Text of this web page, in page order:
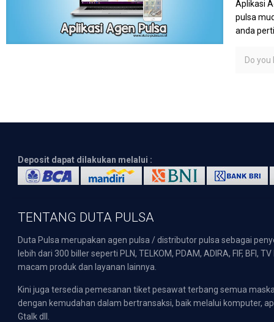
Aplikasi
pulsa
anda
Do you
Deposit dapat dilakukan melalui :
TENTANG DUTA PULSA
Duta Pulsa merupakan agen pulsa / distributor pulsa sebagai
lebih dari 300 biller seperti PLN, TELKOM, PDAM, ADIRA, FIF,
macam produk dan layanan lainnya.
Kini juga tersedia pemesanan tiket pesawat terbang semua
dengan kemudahan dalam bertransaksi, baik melalui komputer,
Gtalk dll.